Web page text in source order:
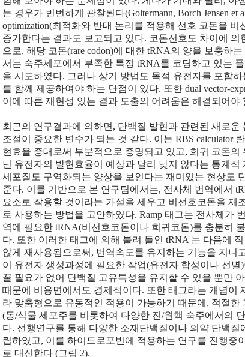
는 경우가 빈번하게 관찰된다(Goltermann, Borch Jensen
optimization(최적화와 반대 논리를 적용해 선호 코돈을
증가한다는 결과도 보고되고 있다. 코돈선호도 차이에
으로, 해당 코돈(rare codon)에 대한 tRNA의 양을 보충하
서는 숙주세포에서 부족한 특정 tRNA를 코딩하고 있는
을 시도하였다. 그러나 상기 방법도 목적 유전자를 포함
를 함께 제공하여야 하는 단점이 있다. 또한 dual vector-
이에 따른 재현성 있는 결과 도출의 어려움은 해결되어야
최근의 연구결과에 의하면, 단백질 발현과 관련된 새로
조절이 중요한 변수가 되는 것 같다. 이는 RBS calculator
현효율 증대로써 부분적으로 증명되고 있고, 희귀 코돈의
닌 유전자의 발현효율이 예상과 달리 낮지 않다는 통계
세포질도 구역화되는 양상을 보인다는 재미있는 현상도
준다. 이를 기반으로 본 연구팀에서는, 전사체 번역에서
요소로 작용할 것이라는 가설을 세우고 비선호코돈을 재
로 사용하는 방법을 고안하였다. Ramp 태그는 전사체가
역에 필요한 tRNA(비선호코돈이나 희귀코돈)를 충분히
다. 또한 이러한 태그에 의해 불려 들인 tRNA 는 다음에
않게 재사용됨으로써, 번역속도를 유지하는 기능을 지니
이 유전자 생성과정에 필요한 작업(유전자 합성이나 선
꿀 필요가 없어 단백질 고유특성을 유지할 수 있을 뿐만
때문에 비용면에서도 경제적이다. 또한 태그라는 개념이
라 맞춤형으로 유동적인 적용이 가능하기 때문에, 적절
(동/식물 세포주를 비롯하여 다양한 진/원핵 숙주에서의
다. 선행연구를 통해 다양한 소재단백질이나 의약 단백
립하였고, 이를 하이드로포빈에 적용하는 연구를 진행중
로 대신한다 (그림 2).